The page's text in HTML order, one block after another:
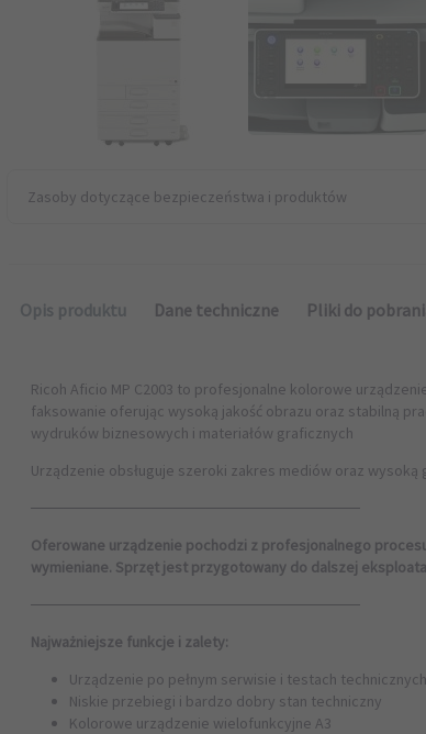
Zasoby dotyczące bezpieczeństwa i produktów
Opis produktu Dane techniczne Pliki do
Ricoh Aficio MP C2003 to profesjonalne kolorowe
faksowanie oferując wysoką jakość obrazu oraz stabilną
wydruków biznesowych i materiałów graficznych
Urządzenie obsługuje szeroki zakres mediów oraz
──────────────────────────────
Oferowane urządzenie pochodzi z profesjonalnego
wymieniane. Sprzęt jest przygotowany do dalszej
──────────────────────────────
Najważniejsze funkcje i zalety:
Urządzenie po pełnym serwisie i testach technicznych
Niskie przebiegi i bardzo dobry stan techniczny
Kolorowe urządzenie wielofunkcyjne A3
STAN:
TEST:
1647507970-ricoh-aficio-mp-c2003sp-c2503sp-